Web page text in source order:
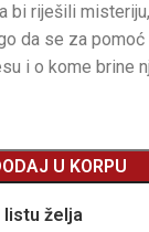
bi riješili
da se za
i o kome brine
U KORPU
listu želja